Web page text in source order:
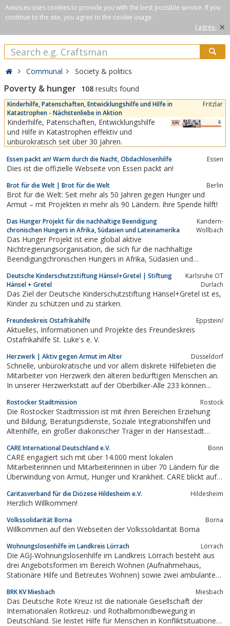
Axxus.eu uses cookies to provide you with the best possible service. If you
continue to the site, you agree to the cookie usage.
I agree. ×
Communal Society & politics
Poverty & hunger 108 results found
Kinderhilfe, Patenschaften, Entwicklungshilfe und Hilfe in
Katastrophen - Nächstenliebe in Aktion
Fritzlar
Kinderhilfe, Patenschaften, Entwicklungshilfe
und Hilfe in Katastrophen effektiv und
unbürokratisch seit über 30 Jahren.
Essen packt an! Warm durch die Nacht, Obdachlosenhilfe Essen
Dies ist die offizielle Webseite von Essen packt an!
Brot für die Welt | Brot für die Welt Berlin
Brot für die Welt: Seit mehr als 50 Jahren gegen Hunger und
Armut – mit Projekten in mehr als 90 Ländern. Ihre Spende hilft!
Das Hunger Projekt für die nachhaltige Beendigung
chronischen Hungers in Afrika, Südasien und Lateinamerika
Kandern-
Wollbach
Das Hunger Projekt ist eine global aktive
Nichtregierungsorganisation, die sich für die nachhaltige
Beendigungchronischen Hungers in Afrika, Südasien und
Deutsche Kinderschutzstiftung Hänsel+Gretel | Stiftung
Hänsel + Gretel
Karlsruhe OT
Durlach
Das Ziel der Deutsche Kinderschutzstiftung Hänsel+Gretel ist es,
Kinder zu schützen und zu stärken.
Freundeskreis Ostafrikahilfe Eppstein/
Aktuelles, Informationen und Projekte des Freundeskreis
Ostafrikahilfe St. Luke's e. V.
Herzwerk | Aktiv gegen Armut im Alter Düsseldorf
Schnelle, unbürokratische und vor allem diskrete Hilfebieten die
Mitarbeiter von Herzwerk den älteren bedürftigen Menschen an.
In unserer Herzwerkstatt auf der Oberbilker-Alle 233 können
kostenlos Dinge des täglichen Bedarfs erhalten.
Rostocker Stadtmission Rostock
Die Rostocker Stadtmission ist mit ihren Bereichen Erziehung
und Bildung, Beratungsdienste, Soziale Integrationshilfen und
Altenhilfe, ein großer diakonischer Träger in der Hansestadt
Vorpommern-Rügen.
CARE International Deutschland e.V. Bonn
CARE engagiert sich mit über 14.000 meist lokalen
Mitarbeiterinnen und Mitarbeiterinnen in über 70 Ländern für die
Überwindung von Armut, Hunger und Krankheit. CARE blickt auf
Entwicklungszusammenarbeit zurück, hat Beraterstatus I bei den
Vereinten Nationen und hilft unabhängig...
Caritasverband für die Diözese Hildesheim e.V. Hildesheim
Herzlich Willkommen!
Volkssolidarität Borna Borna
Willkommen auf den Webseiten der Volkssolidarität Borna
Wohnungslosenhilfe im Landkreis Lörrach Lörrach
Die AGJ-Wohnungslosenhilfe im Landkreis Lörrach besteht aus
drei Angebotsformen im Bereich Wohnen (Aufnahmehaus,
Stationäre Hilfe und Betreutes Wohnen) sowie zwei ambulanten
BRK KV Miesbach Miesbach
Das Deutsche Rote Kreuz ist die nationale Gesellschaft der
Internationalen Rotkreuz- und Rothalbmondbewegung in
Deutschland. Sie leistet Hilfe für Menschen in Konfliktsituationen,